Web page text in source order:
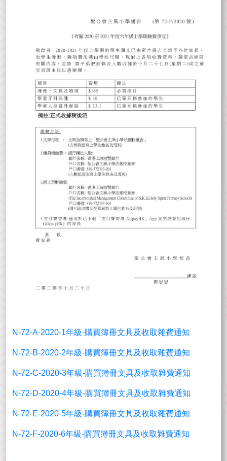
N-72-A-2020-1年級-購買簿冊文具及收取雜費通知
N-72-B-2020-2年級-購買簿冊文具及收取雜費通知
N-72-C-2020-3年級-購買簿冊文具及收取雜費通知
N-72-D-2020-4年級-購買簿冊文具及收取雜費通知
N-72-E-2020-5年級-購買簿冊文具及收取雜費通知
N-72-F-2020-6年級-購買簿冊文具及收取雜費通知